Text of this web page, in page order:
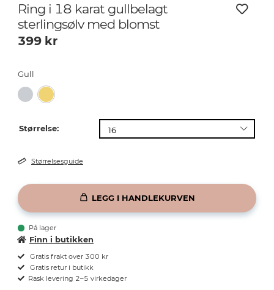
Ring i 18 karat gullbelagt
sterlingsølv med blomst
399 kr
Gull
Størrelse:
Størrelsesguide
LEGG I HANDLEKURVEN
På lager
Finn i butikken
Gratis frakt over 300 kr
Gratis retur i butikk
Rask levering 2–5 virkedager